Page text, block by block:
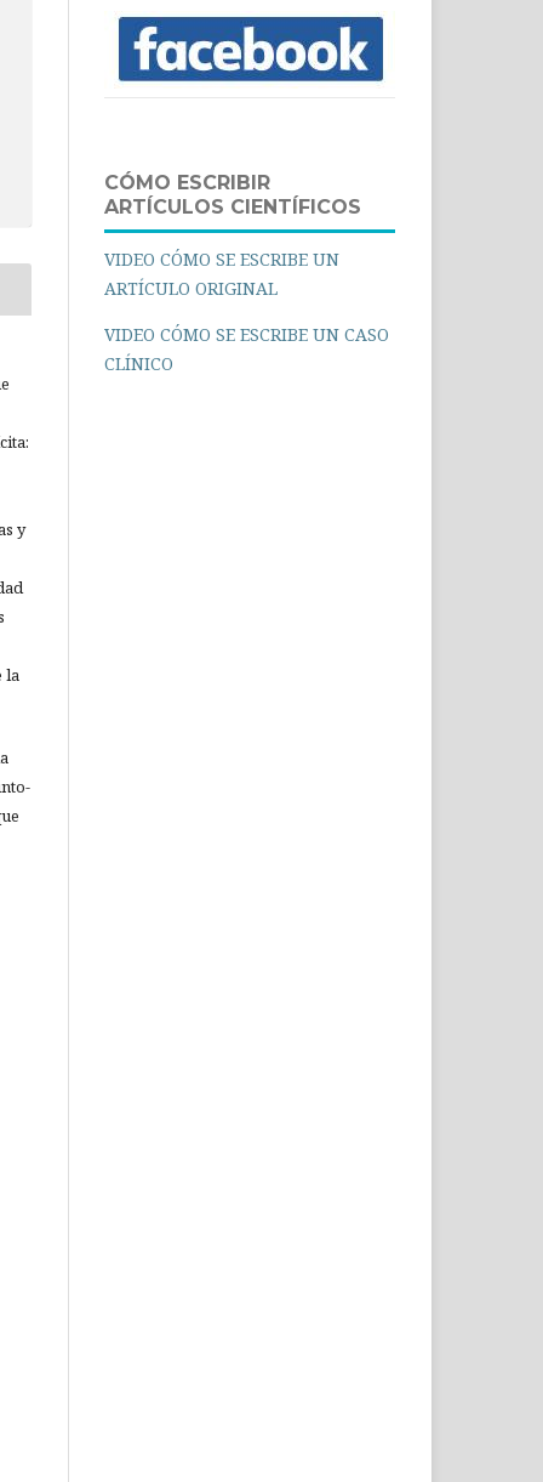
y
la
CÓMO ESCRIBIR
ARTÍCULOS CIENTÍFICOS
VIDEO CÓMO SE ESCRIBE UN
ARTÍCULO ORIGINAL
VIDEO CÓMO SE ESCRIBE UN CASO
CLÍNICO